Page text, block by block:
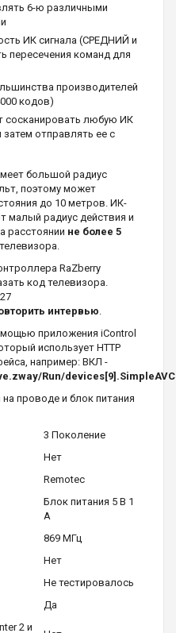
6-ю различными
ИК сигнала (СРЕДНИЙ и
команд для
производителей
кодов)
сосканировать любую ИК
отправлять ее с
большой радиус
поэтому может
до 10 метров. ИК-
малый радиус действия и
расстоянии не более 5
RaZberry
код телевизора.
интервью
приложения iControl
использует HTTP
например: ВКЛ -
Run/
проводе и блок питания
3 Поколение
Нет
Remotec
Блок питания 5 В 1
А
869 МГц
Нет
Не тестировалось
Да
2 и